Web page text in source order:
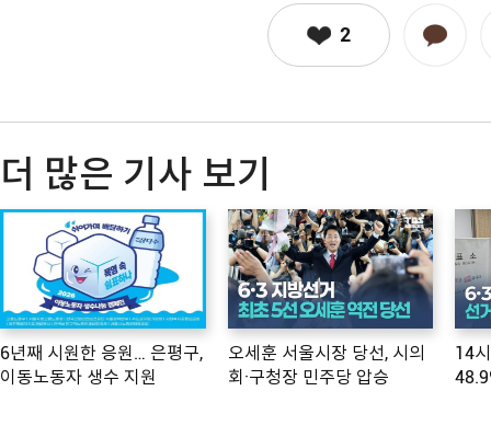
2
더 많은 기사 보기
6년째 시원한 응원… 은평구,
이동노동자 생수 지원
오세훈 서울시장 당선, 시의
회·구청장 민주당 압승
14